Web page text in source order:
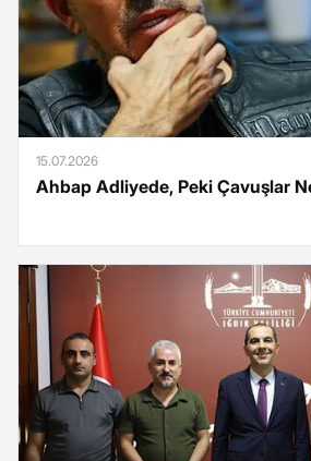
15.07.2026
Ahbap Adliyede, Peki Çavuşlar